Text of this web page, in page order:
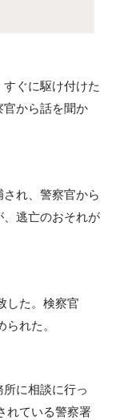
ぐに駆け付けた
官から話を聞か
れ、警察官から
逃亡のおそれが
した。検察官
れた。
所に相談に行っ
れている警察署